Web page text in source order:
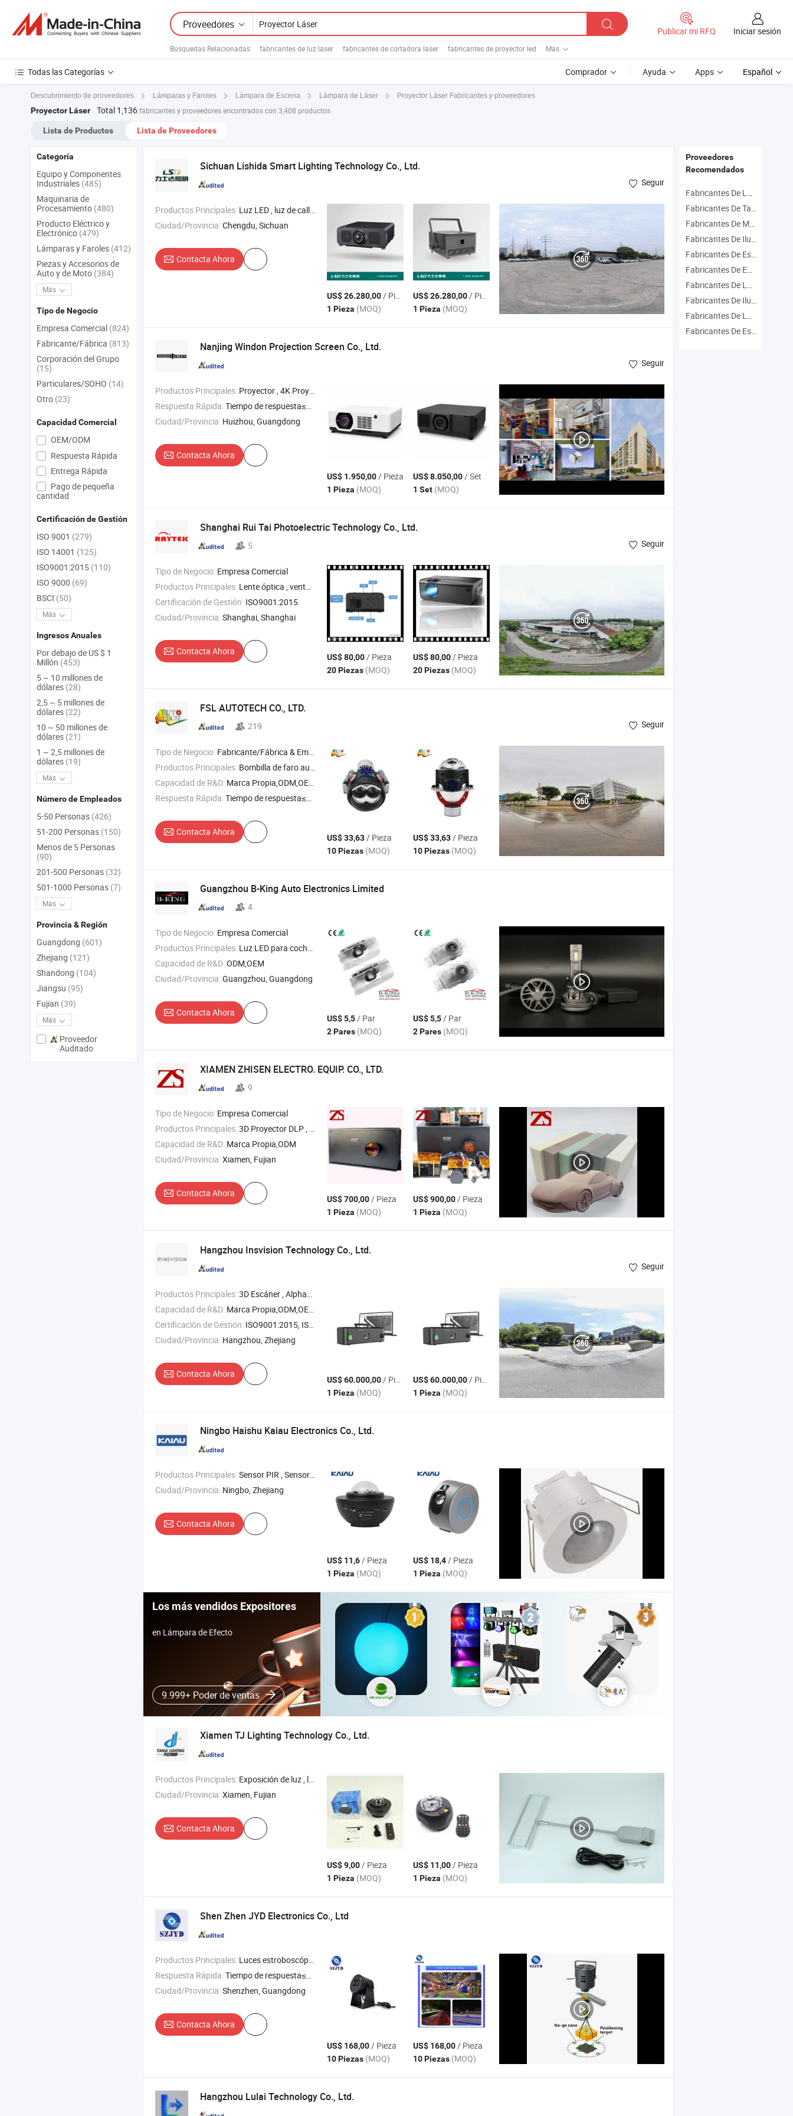
Proveedores
Búsquedas Relacionadas: fabricantes de luz láser fabricantes de cortadora láser fabricantes de proyector led Más
Publicar mi RFQ Iniciar sesión
Todas las Categorías Comprador Ayuda Apps Español
Descubrimiento de proveedores Lámparas y Faroles Lámpara de Escena Lámpara de Láser Proyector Láser Fabricantes y proveedores
Proyector Láser Total 1,136fabricantes y proveedores encontrados con 3,408 productos
Lista de Productos Lista de Proveedores
Sichuan Lishida Smart Lighting Technology Co., Ltd.
Seguir
Productos Principales: Luz LED , luz de calle LED , luz de calle solar , luz de calle inteligente , productos de IoT (Internet de las Cosas)
Ciudad/Provincia:Chengdu, Sichuan
Contacta Ahora
US$ 26.280,00/ Pieza
1 Pieza (MOQ)
US$ 26.280,00/ Pieza
1 Pieza (MOQ)
Nanjing Windon Projection Screen Co., Ltd.
Seguir
Productos Principales: Proyector , 4K Proyector Láser , 3D Mapeo , Proyección Inmersiva , Pantalla de Proyección
Respuesta Rápida:Tiempo de respuesta≤3h
Ciudad/Provincia: Huizhou, Guangdong
Contacta Ahora
US$ 1.950,00/ Pieza
1 Pieza (MOQ)
US$ 8.050,00/ Set
1 Set (MOQ)
Shanghai Rui Tai Photoelectric Technology Co., Ltd.
5 Seguir
Tipo de Negocio: Empresa Comercial
Productos Principales: Lente óptica , ventanas ópticas , ventanas láser , sílice fundida , prisma óptico
Certificación de Gestión: ISO9001:2015
Ciudad/Provincia:Shanghai, Shanghai
Contacta Ahora
US$ 80,00/ Pieza
20 Piezas (MOQ)
US$ 80,00/ Pieza
20 Piezas (MOQ)
FSL AUTOTECH CO., LTD.
219 Seguir
Tipo de Negocio: Fabricante/Fábrica & Empresa Comercial
Productos Principales: Bombilla de faro automático , bombilla miniatura automática , iluminación LED , faro halógeno , HID
Capacidad de R&D: Marca Propia,ODM,OEM
Respuesta Rápida:Tiempo de respuesta≤3h
Contacta Ahora
US$ 33,63/ Pieza
10 Piezas (MOQ)
US$ 33,63/ Pieza
10 Piezas (MOQ)
Guangzhou B-King Auto Electronics Limited
4
Tipo de Negocio: Empresa Comercial
Productos Principales: Luz LED para coche , soporte para teléfono con espejo , luz puntual , soporte de instalación para luz puntual
Capacidad de R&D:ODM,OEM
Ciudad/Provincia:Guangzhou, Guangdong
Contacta Ahora
US$ 5,5/ Par
2 Pares (MOQ)
US$ 5,5/ Par
2 Pares (MOQ)
XIAMEN ZHISEN ELECTRO. EQUIP. CO., LTD.
9
Tipo de Negocio: Empresa Comercial
Productos Principales:3D Proyector DLP , 4K Proyector DLP , 3D Resina , 3D Servicio de Impresión , 3D Controlador de Impresora DLP
Capacidad de R&D: Marca Propia,ODM
Ciudad/Provincia:Xiamen, Fujian
Contacta Ahora
US$ 700,00/ Pieza
1 Pieza (MOQ)
US$ 900,00/ Pieza
1 Pieza (MOQ)
Hangzhou Insvision Technology Co., Ltd.
Seguir
Productos Principales:3D Escáner , Alphascan , Alphavista , Alphaautoscan-400 , Proyector Alpha
Capacidad de R&D: Marca Propia,ODM,OEM
Certificación de Gestión: ISO9001:2015, ISO45001:2018, ISO14001
Ciudad/Provincia: Hangzhou, Zhejiang
Contacta Ahora
US$ 60.000,00/ Pieza
1 Pieza (MOQ)
US$ 60.000,00/ Pieza
1 Pieza (MOQ)
Ningbo Haishu Kaiau Electronics Co., Ltd.
Productos Principales:Sensor PIR , Sensor de microondas , Sensor de fotocélula , Luz de techo LED con sensor , Luz de inundación LED con sensor
Ciudad/Provincia: Ningbo, Zhejiang
Contacta Ahora
US$ 11,6/ Pieza
1 Pieza (MOQ)
US$ 18,4/ Pieza
1 Pieza (MOQ)
Los más vendidos Expositores
en Lámpara de Efecto
9.999+ Poder de ventas
Xiamen TJ Lighting Technology Co., Ltd.
Productos Principales: Exposición de luz , luz de gran altura , luz de tira LED , luz de vitrina , luz de riel
Ciudad/Provincia:Xiamen, Fujian
Contacta Ahora
US$ 9,00/ Pieza
1 Pieza (MOQ)
US$ 11,00/ Pieza
1 Pieza (MOQ)
Shen Zhen JYD Electronics Co., Ltd
Productos Principales: Luces estroboscópicas LED , soluciones de iluminación de seguridad para grúas , luces de zona de exclusión de seguridad láser , lámparas LED de patrón , luces de advertencia industriales
Respuesta Rápida:Tiempo de respuesta≤3h
Ciudad/Provincia:Shenzhen, Guangdong
Contacta Ahora
US$ 168,00/ Pieza
10 Piezas (MOQ)
US$ 168,00/ Pieza
10 Piezas (MOQ)
Hangzhou Lulai Technology Co., Ltd.
Categoría
Equipo y Componentes
Industriales (485)
Maquinaria de
Procesamiento (480)
Producto Eléctrico y
Electrónico (479)
Lámparas y Faroles (412)
Piezas y Accesorios de
Auto y de Moto (384)
Más
Tipo de Negocio
Empresa Comercial (824)
Fabricante/Fábrica (813)
Corporación del Grupo
(15)
Particulares/SOHO (14)
Otro (23)
Capacidad Comercial
OEM/ODM
Respuesta Rápida
Entrega Rápida
Pago de pequeña
cantidad
Certificación de Gestión
ISO 9001 (279)
ISO 14001 (125)
ISO9001:2015 (110)
ISO 9000 (69)
BSCI (50)
Más
Ingresos Anuales
Por debajo de US $ 1
Millón (453)
5 ~ 10 millones de
dólares (28)
2,5 ~ 5 millones de
dólares (22)
10 ~ 50 millones de
dólares (21)
1 ~ 2,5 millones de
dólares (19)
Más
Número de Empleados
5-50 Personas (426)
51-200 Personas (150)
Menos de 5 Personas
(90)
201-500 Personas (32)
501-1000 Personas (7)
Más
Provincia & Región
Guangdong (601)
Zhejiang (121)
Shandong (104)
Jiangsu (95)
Fujian (39)
Más
Proveedor
Auditado
Proveedores
Recomendados
Fabricantes De Lámpara De Proyector Led
Fabricantes De Tatuaje Láser
Fabricantes De Módulo De Láser Verde
Fabricantes De Iluminación De Escenario
Fabricantes De Espectáculo De Láser
Fabricantes De Equipo De Escenario
Fabricantes De Luz De Disco
Fabricantes De Iluminación De Dj
Fabricantes De Láser De Escenario
Fabricantes De Espectáculo De Luces Láser